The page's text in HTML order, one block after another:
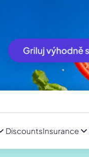
DiscountsInsurance